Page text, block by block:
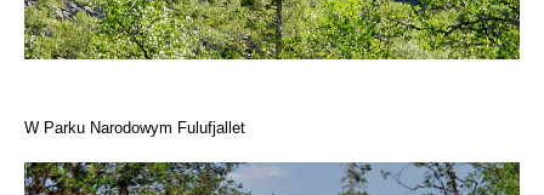
W Parku Narodowym Fulufjallet